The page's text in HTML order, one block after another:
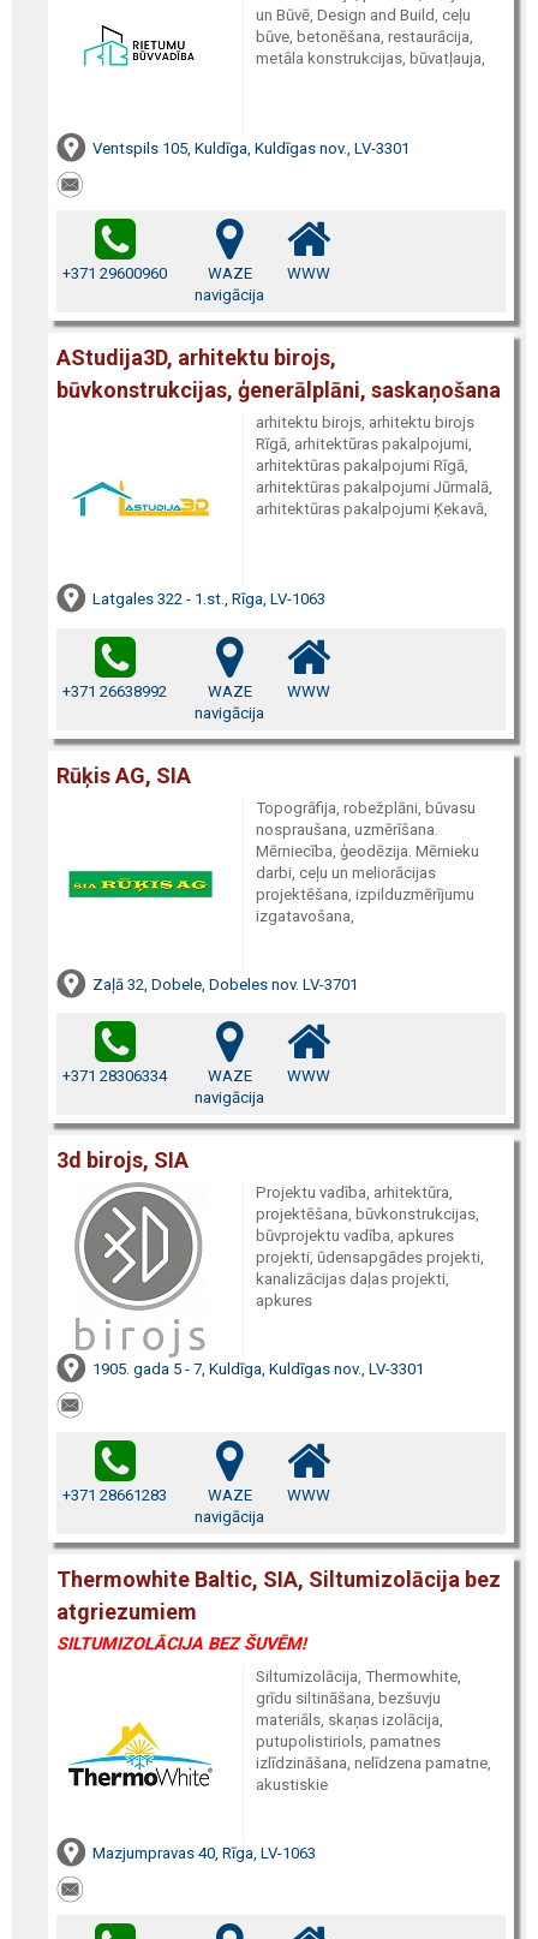
un Būvē, Design and Build, ceļu
būve, betonēšana, restaurācija,
metāla konstrukcijas, būvatļauja,
Ventspils 105, Kuldīga, Kuldīgas nov., LV-3301
+371 29600960
WAZE
navigācija
WWW
AStudija3D, arhitektu birojs,
būvkonstrukcijas, ģenerālplāni, saskaņošana
arhitektu birojs, arhitektu birojs
Rīgā, arhitektūras pakalpojumi,
arhitektūras pakalpojumi Rīgā,
arhitektūras pakalpojumi Jūrmalā,
arhitektūras pakalpojumi Ķekavā,
Latgales 322 - 1.st., Rīga, LV-1063
+371 26638992
WAZE
navigācija
WWW
Rūķis AG, SIA
Topogrāfija, robežplāni, būvasu
nospraušana, uzmērīšana.
Mērniecība, ģeodēzija. Mērnieku
darbi, ceļu un meliorācijas
projektēšana, izpilduzmērījumu
izgatavošana,
Zaļā 32, Dobele, Dobeles nov. LV-3701
+371 28306334
WAZE
navigācija
WWW
3d birojs, SIA
Projektu vadība, arhitektūra,
projektēšana, būvkonstrukcijas,
būvprojektu vadība, apkures
projekti, ūdensapgādes projekti,
kanalizācijas daļas projekti,
apkures
1905. gada 5 - 7, Kuldīga, Kuldīgas nov., LV-3301
+371 28661283
WAZE
navigācija
WWW
Thermowhite Baltic, SIA, Siltumizolācija bez
atgriezumiem
SILTUMIZOLĀCIJA BEZ ŠUVĒM!
Siltumizolācija, Thermowhite,
grīdu siltināšana, bezšuvju
materiāls, skaņas izolācija,
putupolistiriols, pamatnes
izlīdzināšana, nelīdzena pamatne,
akustiskie
Mazjumpravas 40, Rīga, LV-1063